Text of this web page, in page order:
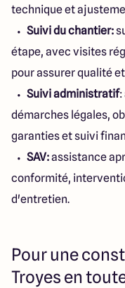
technique et
Suivi du chantier:
étape, avec visites
pour assurer qualité
Suivi administratif:
démarches légales,
garanties et suivi
SAV:assistance
conformité,
d'entretien.
Pour une
Troyes en